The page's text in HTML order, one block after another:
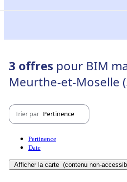
3 offres pour BIM
Meurthe-et-Moselle
Trier par Pertinence
Pertinence
Date
Afficher la carte (contenu non-